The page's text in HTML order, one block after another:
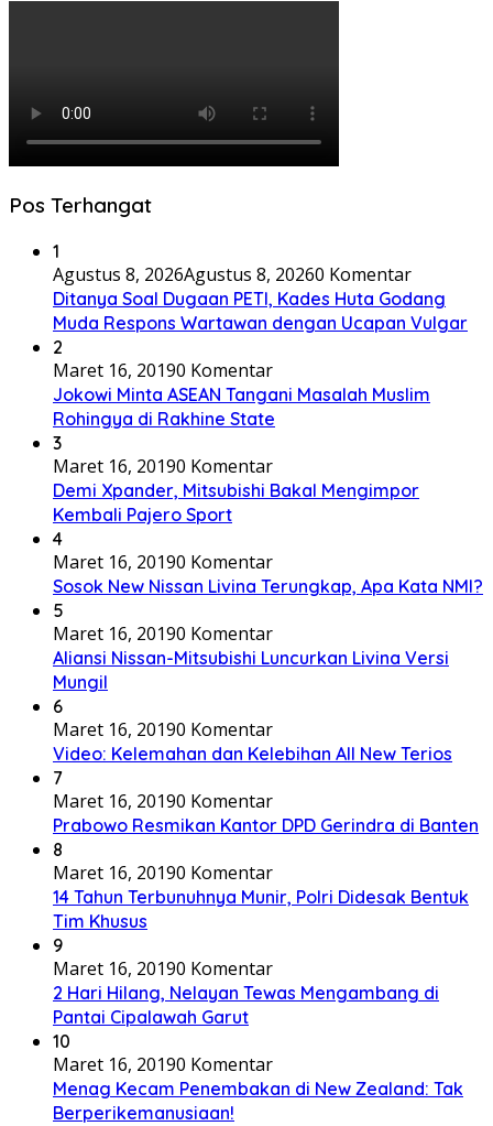
Pos Terhangat
1
Agustus 8, 2026Agustus 8, 20260 Komentar
Ditanya Soal Dugaan PETI, Kades Huta Godang
Muda Respons Wartawan dengan Ucapan Vulgar
2
Maret 16, 20190 Komentar
Jokowi Minta ASEAN Tangani Masalah Muslim
Rohingya di Rakhine State
3
Maret 16, 20190 Komentar
Demi Xpander, Mitsubishi Bakal Mengimpor
Kembali Pajero Sport
4
Maret 16, 20190 Komentar
Sosok New Nissan Livina Terungkap, Apa Kata NMI?
5
Maret 16, 20190 Komentar
Aliansi Nissan-Mitsubishi Luncurkan Livina Versi
Mungil
6
Maret 16, 20190 Komentar
Video: Kelemahan dan Kelebihan All New Terios
7
Maret 16, 20190 Komentar
Prabowo Resmikan Kantor DPD Gerindra di Banten
8
Maret 16, 20190 Komentar
14 Tahun Terbunuhnya Munir, Polri Didesak Bentuk
Tim Khusus
9
Maret 16, 20190 Komentar
2 Hari Hilang, Nelayan Tewas Mengambang di
Pantai Cipalawah Garut
10
Maret 16, 20190 Komentar
Menag Kecam Penembakan di New Zealand: Tak
Berperikemanusiaan!